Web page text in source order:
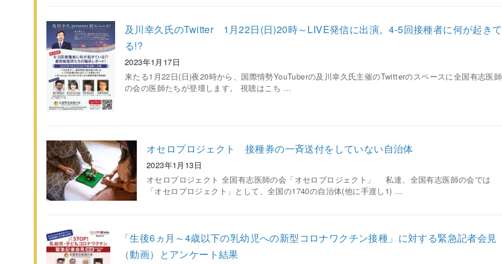
及川幸久氏のTwitter 1月22日(日)20時～LIVE発信に出演。4-5回接種者に何が起きて
る!?
2023年1月17日
来たる1月22日(日)夜20時から、国際情勢YouTuberの及川幸久氏主催のTwitterのスペースに全国有志医師
の会の医師たちが登壇します。 視聴はこち …
オセロプロジェクト 接種券の一斉送付をしていない自治体
2023年1月13日
オセロプロジェクト 全国有志医師の会「オセロプロジェクト」 私達、全国有志医師の会では
「オセロプロジェクト」として、全国の1740の自治体(他に手渡し1) …
「生後6ヵ月～4歳以下の乳幼児への新型コロナワクチン接種」に対する緊急記者会見
（動画）とアンケート結果